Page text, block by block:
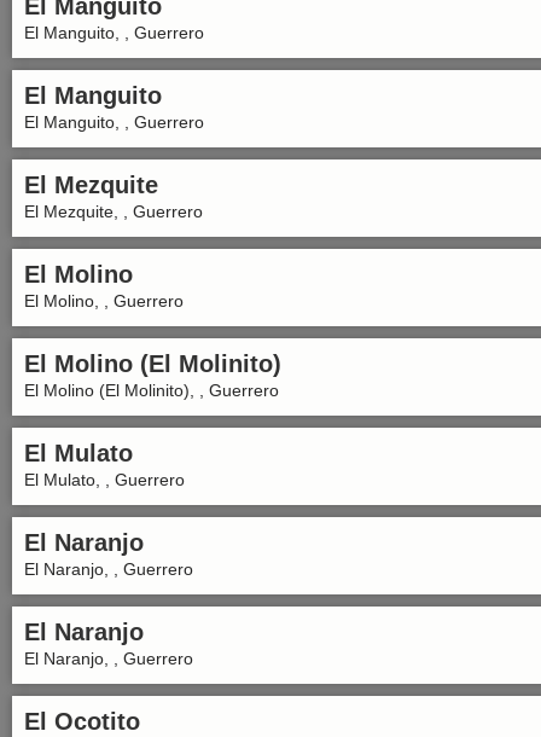
El Manguito
El Manguito, , Guerrero
El Manguito
El Manguito, , Guerrero
El Mezquite
El Mezquite, , Guerrero
El Molino
El Molino, , Guerrero
El Molino (El Molinito)
El Molino (El Molinito), , Guerrero
El Mulato
El Mulato, , Guerrero
El Naranjo
El Naranjo, , Guerrero
El Naranjo
El Naranjo, , Guerrero
El Ocotito